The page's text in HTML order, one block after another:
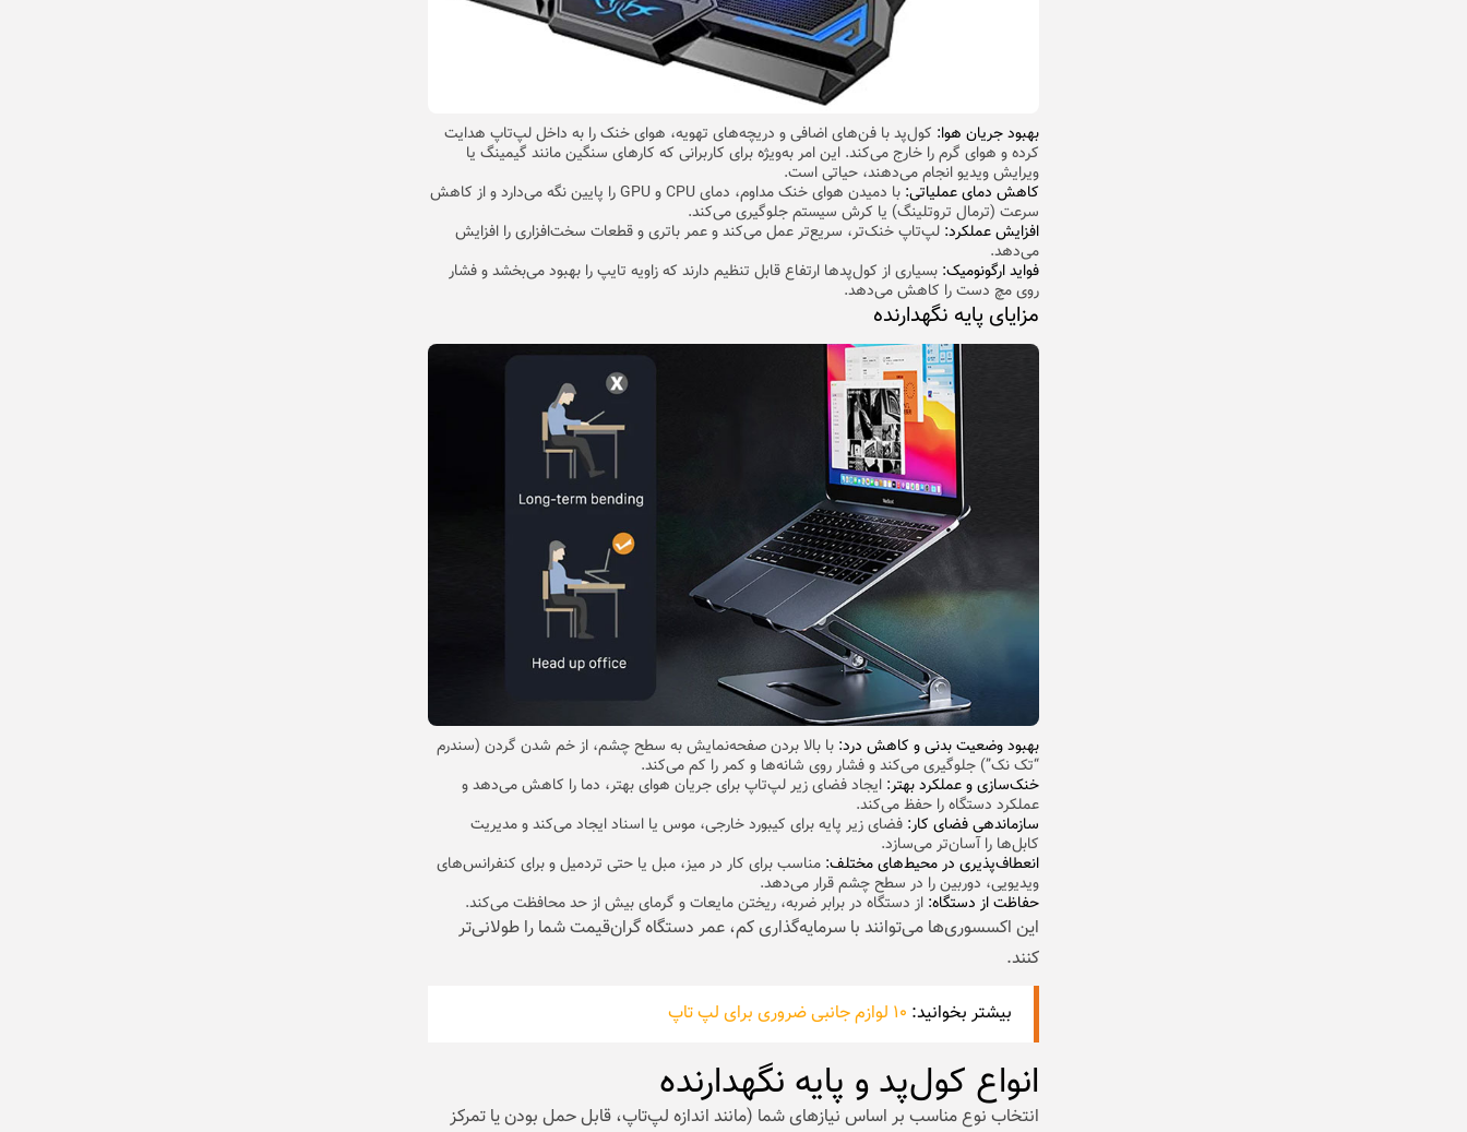
بهبود جریان هوا: کول‌پد با فن‌های اضافی و دریچه‌های تهویه، هوای خنک را به داخل لپ‌تاپ هدایت
کرده و هوای گرم را خارج می‌کند. این امر به‌ویژه برای کاربرانی که کارهای سنگین مانند گیمینگ یا
ویرایش ویدیو انجام می‌دهند، حیاتی است.
کاهش دمای عملیاتی:
با دمیدن هوای خنک مداوم، دمای CPU و GPU را پایین نگه می‌دارد و از کاهش
سرعت (ترمال تروتلینگ) یا کرش سیستم جلوگیری می‌کند.
افزایش عملکرد: لپ‌تاپ خنک‌تر، سریع‌تر عمل می‌کند و عمر باتری و قطعات سخت‌افزاری را افزایش
می‌دهد.
فواید ارگونومیک: بسیاری از کول‌پدها ارتفاع قابل تنظیم دارند که زاویه تایپ را بهبود می‌بخشد و فشار
روی مچ دست را کاهش می‌دهد.
مزایای پایه نگهدارنده
بهبود وضعیت بدنی و کاهش درد: با بالا بردن صفحه‌نمایش به سطح چشم، از خم شدن گردن (سندرم
“تک نک”) جلوگیری می‌کند و فشار روی شانه‌ها و کمر را کم می‌کند.
خنک‌سازی و عملکرد بهتر: ایجاد فضای زیر لپ‌تاپ برای جریان هوای بهتر، دما را کاهش می‌دهد و
عملکرد دستگاه را حفظ می‌کند.
سازماندهی فضای کار: فضای زیر پایه برای کیبورد خارجی، موس یا اسناد ایجاد می‌کند و مدیریت
کابل‌ها را آسان‌تر می‌سازد.
انعطاف‌پذیری در محیط‌های مختلف: مناسب برای کار در میز، مبل یا حتی تردمیل و برای کنفرانس‌های
ویدیویی، دوربین را در سطح چشم قرار می‌دهد.
حفاظت از دستگاه: از دستگاه در برابر ضربه، ریختن مایعات و گرمای بیش از حد محافظت می‌کند.
این اکسسوری‌ها می‌توانند با سرمایه‌گذاری کم، عمر دستگاه گران‌قیمت شما را طولانی‌تر
کنند.
بیشتر بخوانید: ۱۰ لوازم جانبی ضروری برای لپ تاپ
انواع کول‌پد و پایه نگهدارنده
انتخاب نوع مناسب بر اساس نیازهای شما (مانند اندازه لپ‌تاپ، قابل حمل بودن یا تمرکز